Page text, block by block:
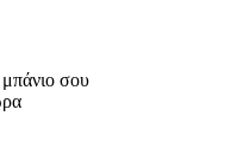
σου